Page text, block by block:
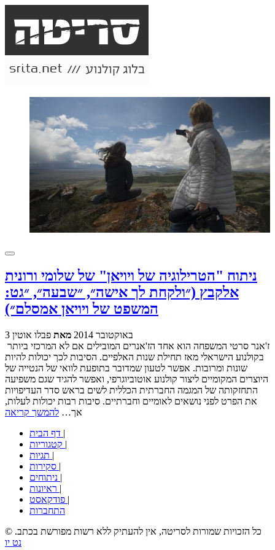
ניתוח "הטרילוגיה של ויויאן" של שלומי ורונית
אלקבץ (״ולקחת לך אישה״, ״שבעה״, ״גט:
המשפט של ויויאן אמסלם״)
3 באוקטובר 2014 מאת פבלו אוטין
בקולנוע הישראלי מאז תחילת שנות האלפיים. הסיבות לכך יכולות להיות
שונות ומרובות. אפשר לטעון שמדובר בתופעת לוואי של הנטייה של
היוצרים המקומיים ליצור קולנוע אוטוביוגרפי, ואפשר להגיד שגם משפיעה
התחזקותה של המגמה החברתית הכללית לשים בראש סדר העדיפויות
את הפרט לפני נושאים לאומיים וחברתיים. סיבות רבות יכולות לעלות,
אך… להמשך קריאה
|
|
|
|
|
|
|
התחברות
© כל הזכויות שמורות לסריטה, אין להעתיק ללא רשות מפורשת בכתב.
נט יו